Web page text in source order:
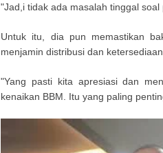
"Jad,i tidak ada masalah tinggal
Untuk itu, dia pun memastikan
menjamin distribusi dan
"Yang pasti kita apresiasi dan
kenaikan BBM. Itu yang paling